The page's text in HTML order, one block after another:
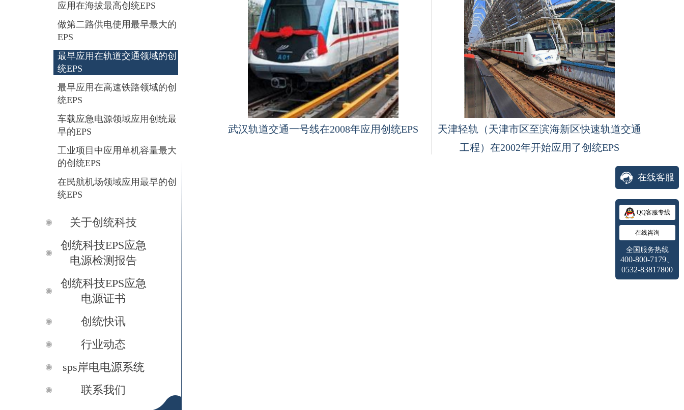
在线客服
QQ客服专线
在线咨询
全国服务热线
400-800-7179、
0532-83817800
应用在海拔最高创统EPS
做第二路供电使用最早最大的
EPS
最早应用在轨道交通领域的创
统EPS
最早应用在高速铁路领域的创
统EPS
车载应急电源领域应用创统最
早的EPS
工业项目中应用单机容量最大
的创统EPS
在民航机场领域应用最早的创
统EPS
关于创统科技
创统科技EPS应急
电源检测报告
创统科技EPS应急
电源证书
创统快讯
行业动态
sps岸电电源系统
联系我们
武汉轨道交通一号线在2008年应用创统EPS
天津轻轨（天津市区至滨海新区快速轨道交通
工程）在2002年开始应用了创统EPS